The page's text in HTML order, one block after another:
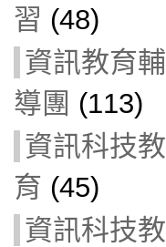
習 (48)
資訊教育輔
導團 (113)
資訊科技教
育 (45)
資訊科技教